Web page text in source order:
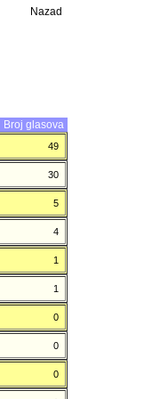
Nazad
Broj glasova
49
30
5
4
1
1
0
0
0